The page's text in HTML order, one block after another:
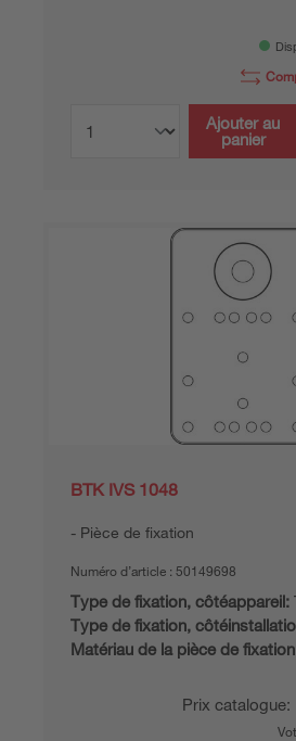
Ajouter au
panier
BTK IVS 1048
Pièce de fixation
Numéro d’article : 50149698
Type de fixation, côtéappareil:
Type de fixation,
Matériau de la pièce de
Prix catalogue: